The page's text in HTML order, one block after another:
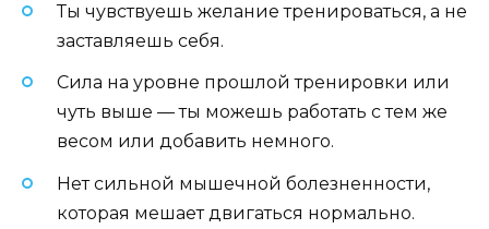
Ты чувствуешь желание тренироваться, а не
заставляешь себя.
Сила на уровне прошлой тренировки или
чуть выше — ты можешь работать с тем же
весом или добавить немного.
Нет сильной мышечной болезненности,
которая мешает двигаться нормально.